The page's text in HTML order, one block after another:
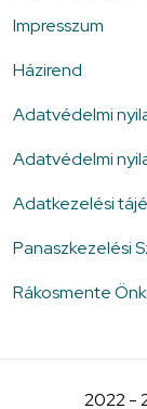
Impresszum
Házirend
Adatvédelmi
Adatvédelmi
Adatkezelési
Panaszkezelési
Rákosmente
2022 -